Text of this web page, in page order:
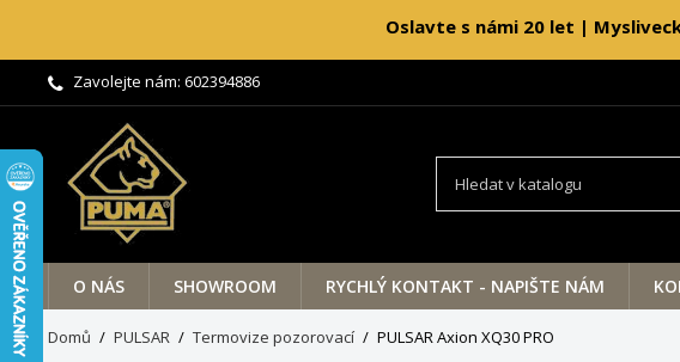
Oslavte s námi 20 let |
Zavolejte nám: 602394886
O NÁS SHOWROOM RYCHLÝ KONTAKT - NAPIŠTE NÁM
Domů PULSAR Termovize pozorovací PULSAR Axion XQ30 PRO